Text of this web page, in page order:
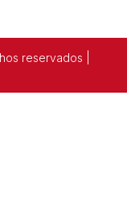
reservados |